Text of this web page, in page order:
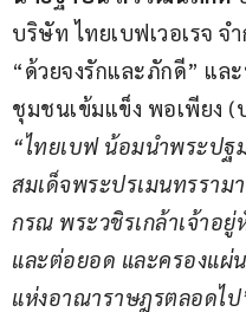
บริษัท ไทยเบฟเวอเรจ จ
“ด้วยจงรักและภักดี” แล
ชุมชนเข้มแข็ง พอเพียง (
“ไทยเบฟ น้อมนำพระปฐ
สมเด็จพระปรเมนทรราม
กรณ พระวชิรเกล้าเจ้าอ
และต่อยอด และครองแผ่
แห่งอาณาราษฎรตลอดไ